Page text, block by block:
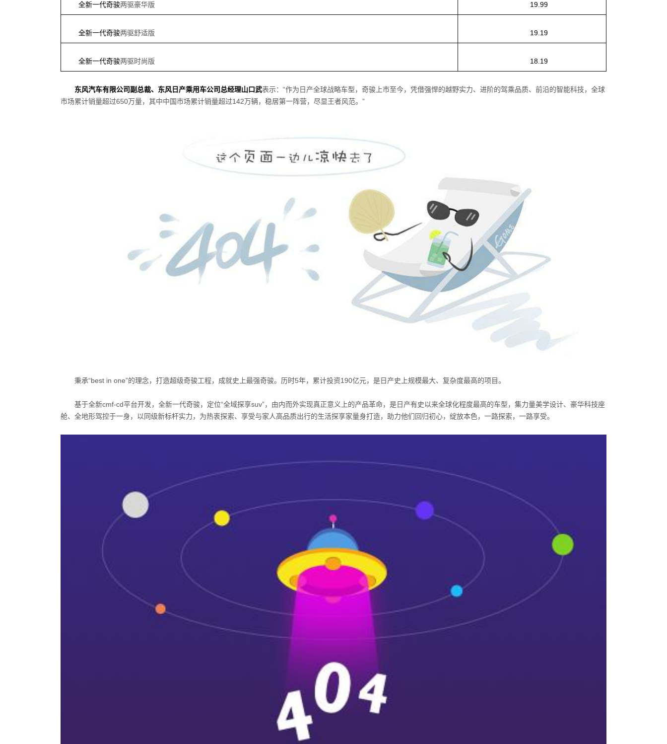
全新一代奇骏两驱豪华版 19.99
全新一代奇骏两驱舒适版 19.19
全新一代奇骏两驱时尚版 18.19
东风汽车有限公司副总裁、东风日产乘用车公司总经理山口武表示： “作为日产全球战略车型，奇骏上市至今，凭借强悍的越野实力、进阶的驾乘品质、前沿的智能科技，全球
市场累计销量超过650万量，其中中国市场累计销量超过142万辆，稳居第一阵营，尽显王者风范。 ”
秉承“best in one”的理念，打造超级奇骏工程，成就史上最强奇骏。历时5年，累计投资190亿元，是日产史上规模最大、复杂度最高的项目。
基于全新cmf-cd平台开发，全新一代奇骏，定位“全域探享suv”，由内而外实现真正意义上的产品革命，是日产有史以来全球化程度最高的车型，集力量美学设计、豪华科技座
舱、全地形驾控于一身，以同级新标杆实力，为热衷探索、享受与家人高品质出行的生活探享家量身打造，助力他们回归初心，绽放本色，一路探索，一路享受。